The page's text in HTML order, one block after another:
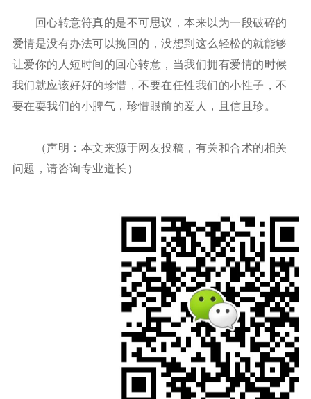
回心转意符真的是不可思议，本来以为一段破碎的
爱情是没有办法可以挽回的，没想到这么轻松的就能够
让爱你的人短时间的回心转意，当我们拥有爱情的时候
我们就应该好好的珍惜，不要在任性我们的小性子，不
要在耍我们的小脾气，珍惜眼前的爱人，且信且珍。
（声明：本文来源于网友投稿，有关和合术的相关
问题，请咨询专业道长）